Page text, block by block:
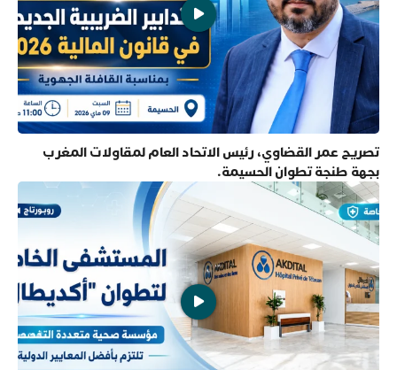
تصريح عمر القضاوي، رئيس الاتحاد العام لمقاولات المغرب
بجهة طنجة تطوان الحسيمة.